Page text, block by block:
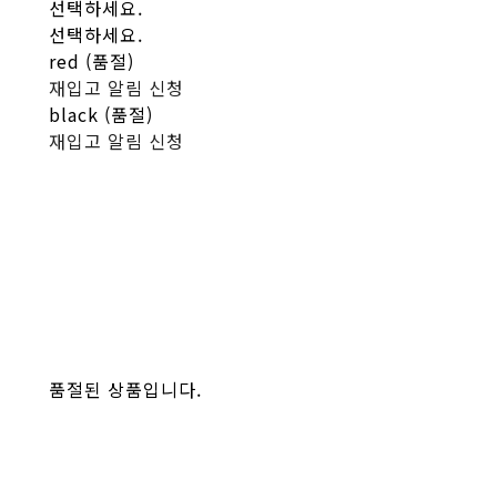
선택하세요.
선택하세요.
red (품절)
재입고 알림 신청
black (품절)
재입고 알림 신청
품절된 상품입니다.